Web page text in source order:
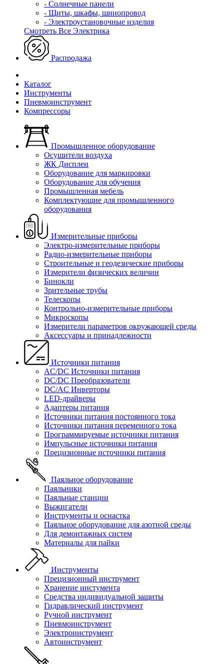
- Солнечные панели
- Щиты, шкафы, шинопровод
- Электроустановочные изделия
Смотреть Все Электрика
Распродажа
Каталог
Инструменты
Пневмоинструмент
Компрессоры
Промышленное оборудование
Осушители воздуха
ЖК Дисплеи
Оборудование для маркировки
Оборудование для обучения
Промышленная мебель
Комплектующие для промышленного
оборудования
Измерительные приборы
Электро-измерительные приборы
Радио-измерительные приборы
Строительные и геодезические приборы
Измерители физических величин
Бинокли
Зрительные трубы
Телескопы
Контрольно-измерительные приборы
Микроскопы
Измерители параметров окружающей среды
Аксессуары и принадлежности
Источники питания
AC/DC Источники питания
DC/DC Преобразователи
DC/AC Инверторы
LED-драйверы
Адаптеры питания
Источники питания постоянного тока
Источники питания переменного тока
Программируемые источники питания
Импульсные источники питания
Прецизионные источники питания
Паяльное оборудование
Паяльники
Паяльные станции
Выжигатели
Инструменты и оснастка
Паяльное оборудование для азотной среды
Для демонтажных систем
Материалы для пайки
Инструменты
Прецизионный инструмент
Хранение инстумента
Средства индивидуальной защиты
Гидравлический инструмент
Ручной инструмент
Пневмоинструмент
Электроинструмент
Автоинструмент